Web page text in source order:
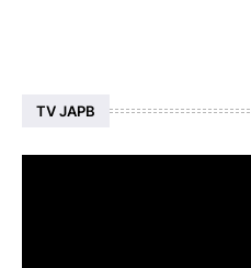
TV JAPB